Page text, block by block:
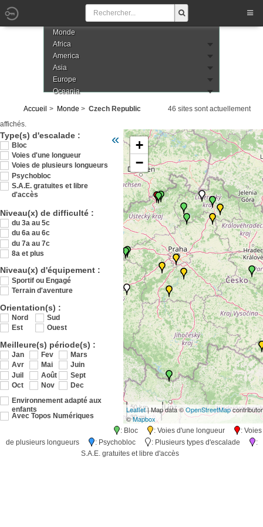
Monde
Africa
America
Asia
Europe
Oceania
Accueil Monde Czech Republic
46 sites sont actuellement
affichés.
Type(s) d'escalade :
Bloc
Voies d'une longueur
Voies de plusieurs longueurs
Psychobloc
S.A.E. gratuites et libre
d'accès
Niveau(x) de difficulté :
du 3a au 5c
du 6a au 6c
du 7a au 7c
8a et plus
Niveau(x) d'équipement :
Sportif ou Engagé
Terrain d'aventure
Orientation(s) :
Nord
Sud
Est
Ouest
Meilleure(s) période(s) :
Jan Fev
Mars
Avr
Mai
Juin
Juil
Août
Sept
Oct
Nov
Dec
Environnement adapté aux
enfants
Avec Topos Numériques
« Veuillez patienter pendant le chargement
tcheque
+
−
50 km
30 mi
Leaflet| Map data ©OpenStreetMap
©Mapbox
: Bloc : Voies d'une longueur
: Voies
de plusieurs longueurs
: Psychobloc : Plusieurs types d'escalade
:
S.A.E. gratuites et libre d'accès